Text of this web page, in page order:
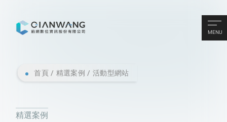
MENU
首頁 精選案例 活動型網站
精選案例